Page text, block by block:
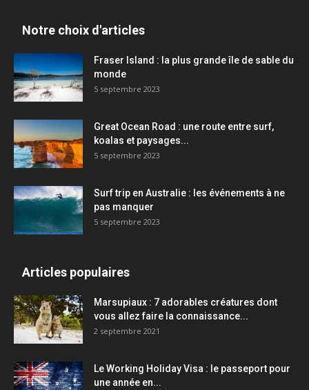
Notre choix d'articles
Fraser Island : la plus grande île de sable du
monde
5 septembre 2023
Great Ocean Road : une route entre surf,
koalas et paysages...
5 septembre 2023
Surf trip en Australie : les événements à ne
pas manquer
5 septembre 2023
Articles populaires
Marsupiaux : 7 adorables créatures dont
vous allez faire la connaissance...
2 septembre 2021
Le Working Holiday Visa : le passeport pour
une année en...